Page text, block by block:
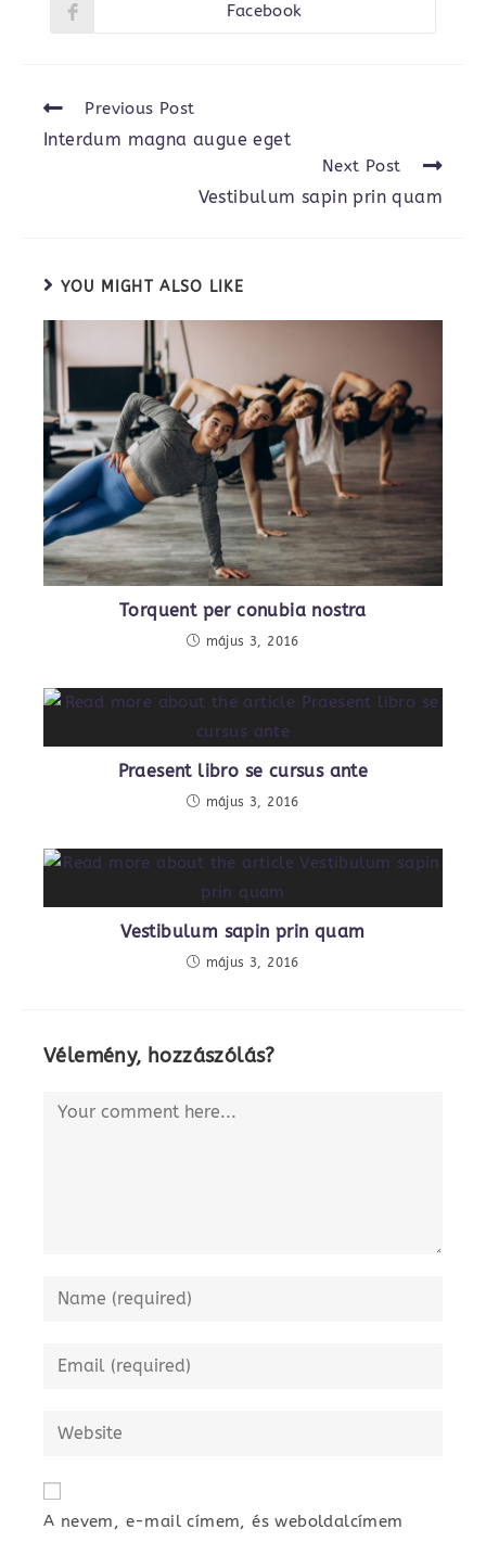
Opens
Facebook
Read
articles
Previous Post
Interdum magna augue eget
Next Post
Vestibulum sapin prin quam
YOU MIGHT ALSO LIKE
Torquent per conubia nostra
május 3, 2016
Praesent libro se cursus ante
május 3, 2016
Vestibulum sapin prin quam
május 3, 2016
Vélemény, hozzászólás?
Comment
Enter
to
Enter
address
Enter
URL
(optional)
A nevem, e-mail címem, és weboldalcímem